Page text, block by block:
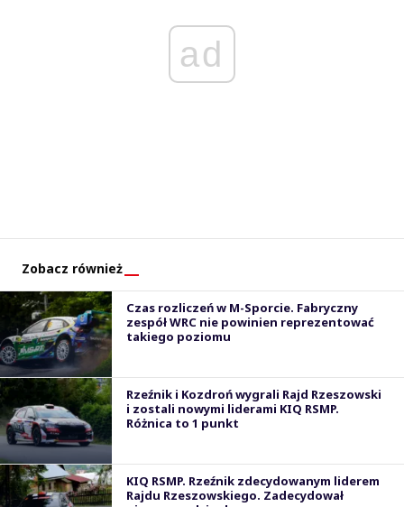
ad
Zobacz również
Czas rozliczeń w M-Sporcie. Fabryczny
zespół WRC nie powinien reprezentować
takiego poziomu
Rzeźnik i Kozdroń wygrali Rajd Rzeszowski
i zostali nowymi liderami KIQ RSMP.
Różnica to 1 punkt
KIQ RSMP. Rzeźnik zdecydowanym liderem
Rajdu Rzeszowskiego. Zadecydował